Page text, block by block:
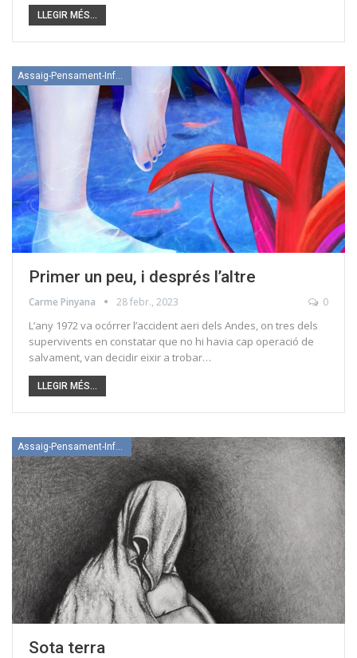
LLEGIR MÉS...
Primer un peu, i després l’altre
Carme Pinyana 28 febr., 2023 0
L’any 1972 va ocórrer l’accident aeri dels Andes, on tres dels
supervivents en constatar que no hi havia cap operació de
salvament, van decidir eixir a trobar…
LLEGIR MÉS...
Sota terra